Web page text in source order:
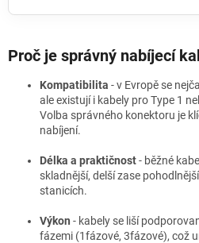
Proč je správný nabíjecí
Kompatibilita - v Evropě se
ale existují i kabely pro Type 1
Volba správného konektoru je
nabíjení.
Délka a praktičnost- běžné
skladnější, delší zase
stanicích.
Výkon - kabely se liší
fázemi (1fázové, 3fázové), což